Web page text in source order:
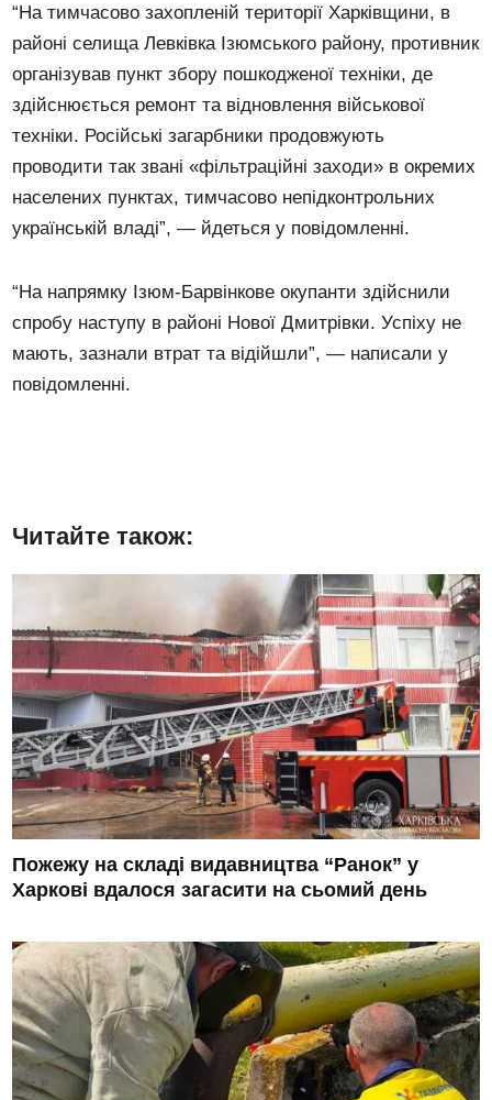
“На тимчасово захопленій території Харківщини, в
районі селища Левківка Ізюмського району, противник
організував пункт збору пошкодженої техніки, де
здійснюється ремонт та відновлення військової
техніки. Російські загарбники продовжують
проводити так звані «фільтраційні заходи» в окремих
населених пунктах, тимчасово непідконтрольних
українській владі”, — йдеться у повідомленні.
“На напрямку Ізюм-Барвінкове окупанти здійснили
спробу наступу в районі Нової Дмитрівки. Успіху не
мають, зазнали втрат та відійшли”, — написали у
повідомленні.
Читайте також:
Пожежу на складі видавництва “Ранок” у
Харкові вдалося загасити на сьомий день